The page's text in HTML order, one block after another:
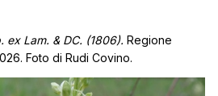
ex Lam. & DC. (1806). Regione
Foto di Rudi Covino.